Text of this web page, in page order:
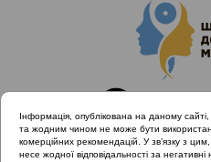
Інформація, опублікована на даному
та жодним чином не може бути
комерційних рекомендацій. У зв’язку з
несе жодної відповідальності за